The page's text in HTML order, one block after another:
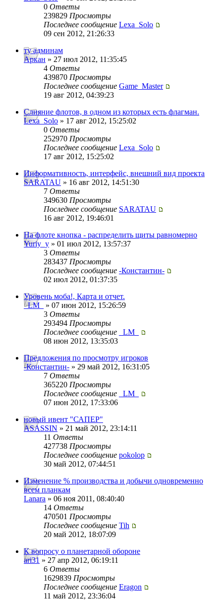
0 Ответы
239829 Просмотры
Последнее сообщение Lexa_Solo
09 сен 2012, 21:26:33
ту админам
Аркан » 27 июл 2012, 11:35:45
4 Ответы
439870 Просмотры
Последнее сообщение Game_Master
19 авг 2012, 04:39:23
Слияние флотов, в одном из которых есть флагман.
Lexa_Solo » 17 авг 2012, 15:25:02
0 Ответы
252970 Просмотры
Последнее сообщение Lexa_Solo
17 авг 2012, 15:25:02
Информативность, интерфейс, внешний вид проекта
SARATAU » 16 авг 2012, 14:51:30
7 Ответы
349630 Просмотры
Последнее сообщение SARATAU
16 авг 2012, 19:46:01
На флоте кнопка - распределить щиты равномерно
Yuriy_y » 01 июл 2012, 13:57:37
3 Ответы
283437 Просмотры
Последнее сообщение -Константин-
02 июл 2012, 01:37:35
Уровень моба!, Карта и отчет.
_LM_
» 07 июн 2012, 15:26:59
3 Ответы
293494 Просмотры
Последнее сообщение
_LM_
08 июн 2012, 13:35:03
Предложения по просмотру игроков
-Константин- » 29 май 2012, 16:31:05
7 Ответы
365220 Просмотры
Последнее сообщение
_LM_
07 июн 2012, 17:33:06
новый ивент "САПЕР"
ASASSIN » 21 май 2012, 23:14:11
11 Ответы
427738 Просмотры
Последнее сообщение pokolop
30 май 2012, 07:44:51
Изменение % производства и добычи одновременно
всем планкам
Lanara » 06 ноя 2011, 08:40:40
14 Ответы
470501 Просмотры
Последнее сообщение Tih
20 май 2012, 18:07:09
К вопросу о планетарной обороне
ari31 » 27 апр 2012, 06:19:11
6 Ответы
1629839 Просмотры
Последнее сообщение Eragon
11 май 2012, 23:36:04